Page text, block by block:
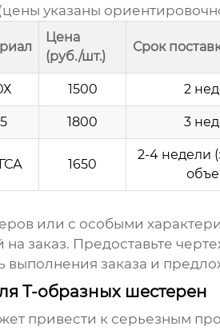
указаны
Цена
(руб./шт.)
Срок
1500 2
1800 3
1650
2-4 недели
или с особыми
заказ. Предоставьте
заказа и
Т-образных шестерен
привести к серьезным